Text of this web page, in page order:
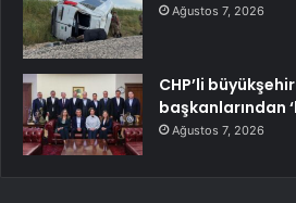
Ağustos 7, 2026
CHP’li
başkanlarından
Ağustos 7, 2026